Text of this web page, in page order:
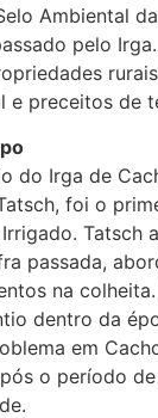
Ambiental
pelo
e preceitos de
do Irga de
foi o
Tatsch
passada,
na
dentro da
em
o período